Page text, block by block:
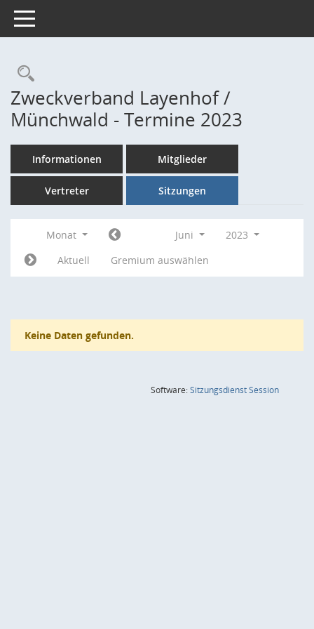
Toggle navigation
Rechercheauswahl
Zweckverband Layenhof /
Münchwald - Termine 2023
Informationen Mitglieder
Vertreter Sitzungen
Monat Juni
2023
Aktuell
Gremium auswählen
Keine Daten gefunden.
Software:SitzungsdienstSession(Wird in